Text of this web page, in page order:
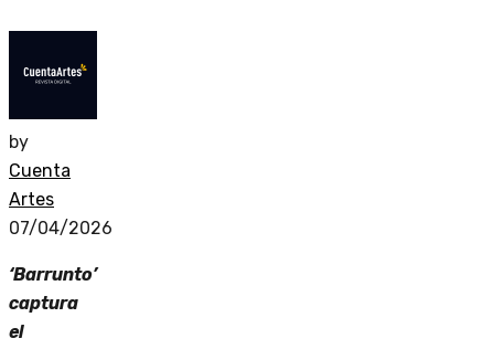
by
Cuenta
Artes
07/04/2026
‘Barrunto’
captura
el